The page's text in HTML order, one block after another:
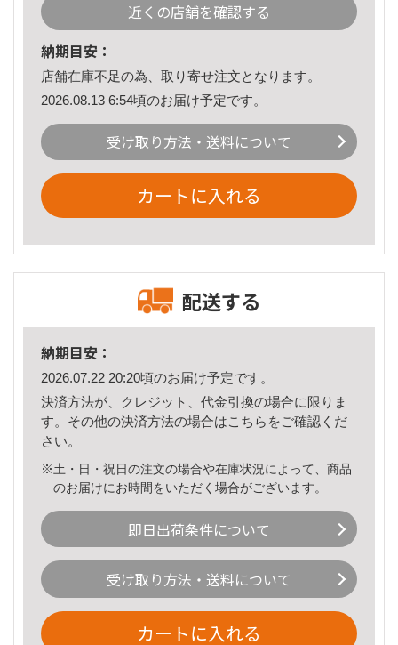
近くの店舗を確認する
納期目安：
店舗在庫不足の為、取り寄せ注文となります。
2026.08.13 6:54頃のお届け予定です。
受け取り方法・送料について
カートに入れる
配送する
納期目安：
2026.07.22 20:20頃のお届け予定です。
決済方法が、クレジット、代金引換の場合に限りま
す。その他の決済方法の場合はこちら をご確認くだ
さい。
※土・日・祝日の注文の場合や在庫状況によって、商品
のお届けにお時間をいただく場合がございます。
即日出荷条件について
受け取り方法・送料について
カートに入れる